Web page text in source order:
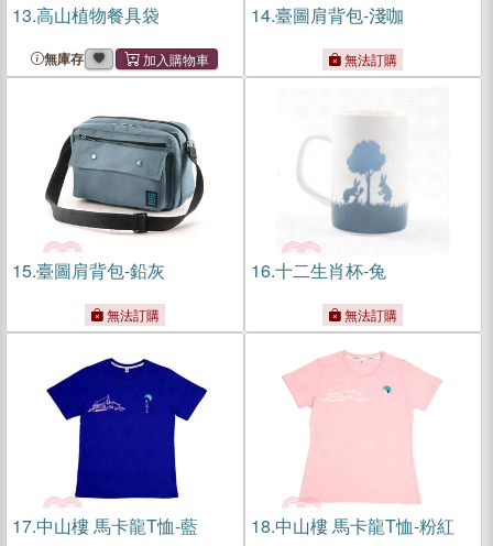
13.高山植物餐具袋
無庫存
14.臺圖肩背包-淺咖
無法訂購
15.臺圖肩背包-鉛灰
無法訂購
16.十二生肖杯-兔
無法訂購
17.中山樓 馬卡龍T恤-藍 18.中山樓 馬卡龍T恤-粉紅